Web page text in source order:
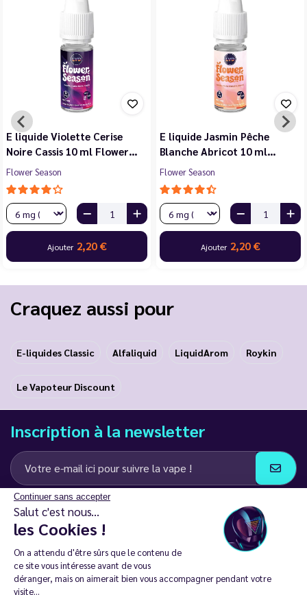
Continuer sans accepter
Salut c'est nous...
les Cookies !
On a attendu d'être sûrs que le contenu de
ce site vous intéresse avant de vous
déranger, mais on aimerait bien vous accompagner pendant votre
visite...
E liquide Violette Cerise
Noire Cassis 10 ml Flower…
Flower Season
Ajouter 2,20 €
E liquide Jasmin Pêche
Blanche Abricot 10 ml…
Flower Season
Ajouter 2,20 €
Craquez aussi pour
E-liquides Classic Alfaliquid LiquidArom Roykin
Le Vapoteur Discount
Inscription à la newsletter
J’accepte de recevoir des communications e-mail et SMS de la part de
LD Groupe
Restez en contact